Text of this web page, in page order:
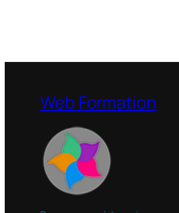
Web Formation